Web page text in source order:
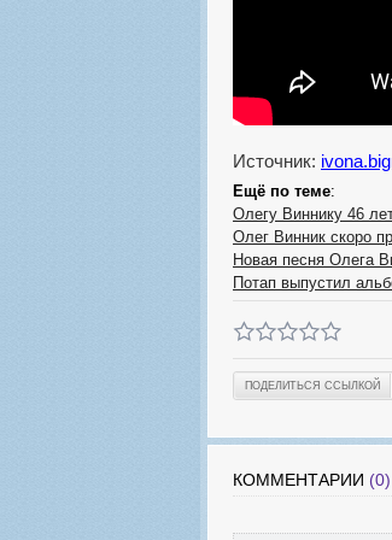
Источник:
Ещё по теме:
Олегу Виннику 46
Олег Винник скоро
Новая песня Олега
Потап выпустил
ПОДЕЛИТЬСЯ ССЫЛКОЙ
КОММЕНТАРИИ (0)